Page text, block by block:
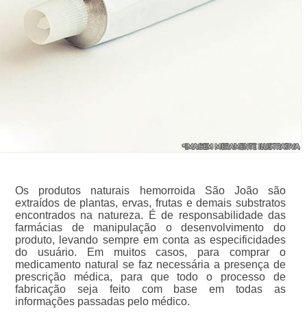
Os produtos naturais hemorroida São João são
extraídos de plantas, ervas, frutas e demais substratos
encontrados na natureza. É de responsabilidade das
farmácias de manipulação o desenvolvimento do
produto, levando sempre em conta as especificidades
do usuário. Em muitos casos, para comprar o
medicamento natural se faz necessária a presença de
prescrição médica, para que todo o processo de
fabricação seja feito com base em todas as
informações passadas pelo médico.